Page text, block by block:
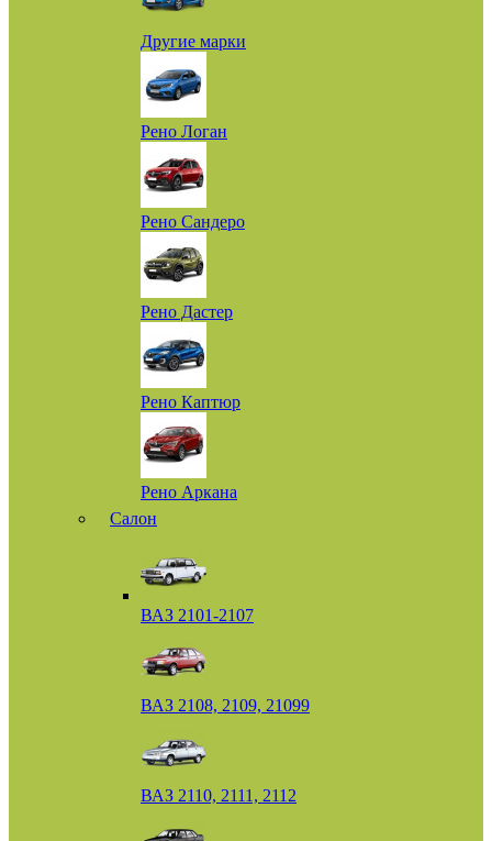
Другие марки
Рено Логан
Рено Сандеро
Рено Дастер
Рено Каптюр
Рено Аркана
Салон
ВАЗ 2101-2107
ВАЗ 2108, 2109, 21099
ВАЗ 2110, 2111, 2112